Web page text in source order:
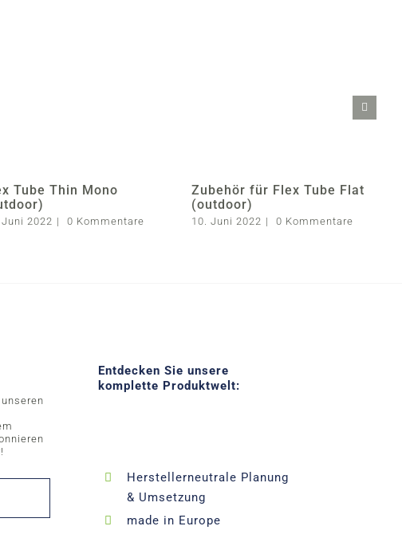
Tube Thin Mono
Juni 2022 | 0 Kommentare
Zubehör für Flex Tube Flat
(outdoor)
10. Juni 2022 | 0 Kommentare
Entdecken Sie unsere
komplette Produktwelt:
Herstellerneutrale Planung
& Umsetzung
made in Europe